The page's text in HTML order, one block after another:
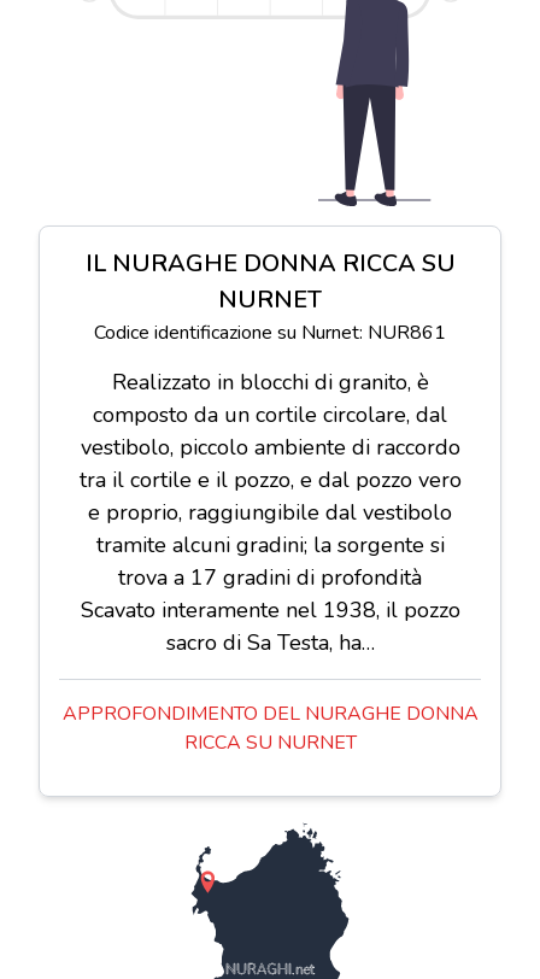
IL NURAGHE DONNA RICCA SU
NURNET
Codice identificazione su Nurnet: NUR861
Realizzato in blocchi di granito, è
composto da un cortile circolare, dal
vestibolo, piccolo ambiente di raccordo
tra il cortile e il pozzo, e dal pozzo vero
e proprio, raggiungibile dal vestibolo
tramite alcuni gradini; la sorgente si
trova a 17 gradini di profondità
Scavato interamente nel 1938, il pozzo
sacro di Sa Testa, ha…
APPROFONDIMENTO DEL NURAGHE DONNA
RICCA SU NURNET
NURAGHI.net